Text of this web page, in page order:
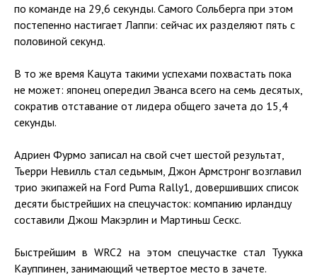
по команде на 29,6 секунды. Самого Сольберга при этом
постепенно настигает Лаппи: сейчас их разделяют пять с
половиной секунд.
В то же время Кацута такими успехами похвастать пока
не может: японец опередил Эванса всего на семь десятых,
сократив отставание от лидера общего зачета до 15,4
секунды.
Адриен Фурмо записал на свой счет шестой результат,
Тьерри Невилль стал седьмым, Джон Армстронг возглавил
трио экипажей на Ford Puma Rally1, довершивших список
десяти быстрейших на спецучасток: компанию ирландцу
составили Джош Макэрлин и Мартиньш Сескс.
Быстрейшим в WRC2 на этом спецучастке стал Туукка
Кауппинен, занимающий четвертое место в зачете.